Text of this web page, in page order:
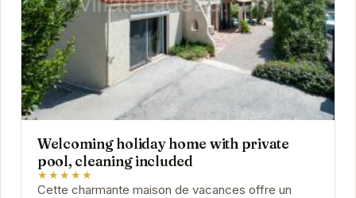
Welcoming holiday home with private
pool, cleaning included
★★★★★
Cette charmante maison de vacances offre un